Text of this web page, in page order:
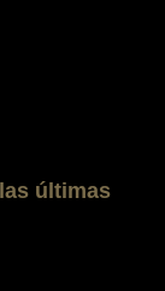
últimas